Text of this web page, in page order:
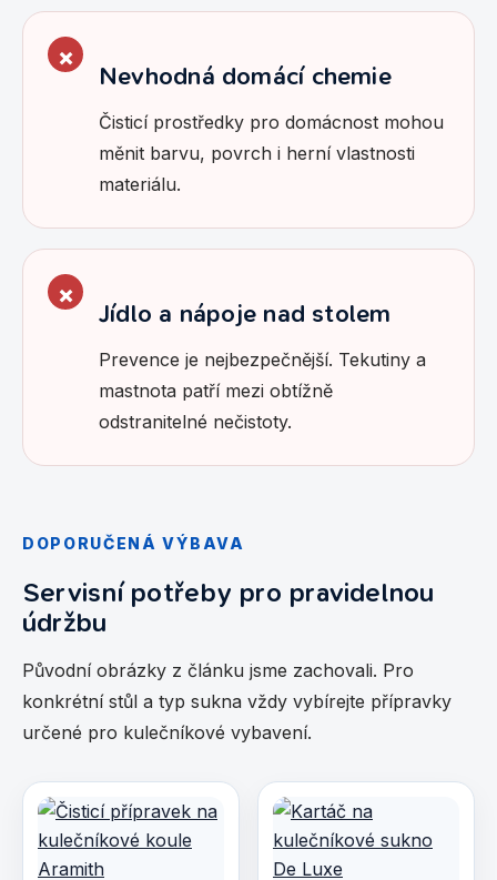
Nevhodná domácí chemie
Čisticí prostředky pro domácnost mohou
měnit barvu, povrch i herní vlastnosti
materiálu.
Jídlo a nápoje nad stolem
Prevence je nejbezpečnější. Tekutiny a
mastnota patří mezi obtížně
odstranitelné nečistoty.
DOPORUČENÁ VÝBAVA
Servisní potřeby pro pravidelnou
údržbu
Původní obrázky z článku jsme zachovali. Pro
konkrétní stůl a typ sukna vždy vybírejte přípravky
určené pro kulečníkové vybavení.